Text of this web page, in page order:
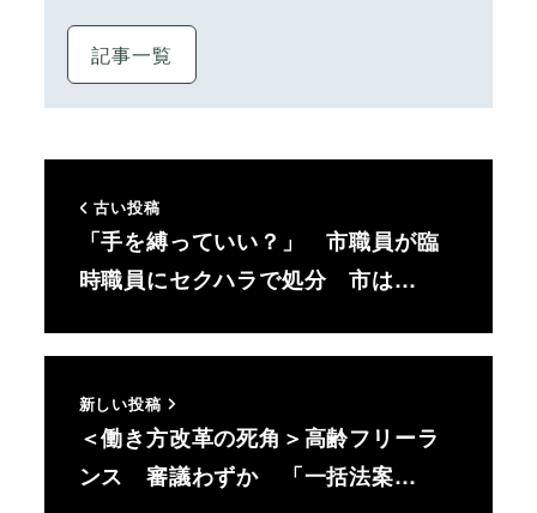
記事一覧
古い投稿
「手を縛っていい？」 市職員が臨
時職員にセクハラで処分 市は…
新しい投稿
＜働き方改革の死角＞高齢フリーラ
ンス 審議わずか 「一括法案…